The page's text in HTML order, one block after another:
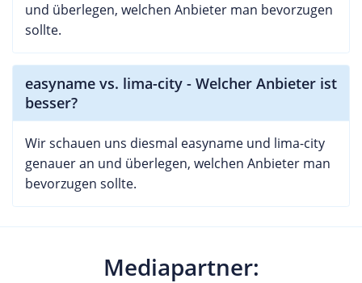
und überlegen, welchen Anbieter man bevorzugen
sollte.
easyname vs. lima-city - Welcher Anbieter ist
besser?
Wir schauen uns diesmal easyname und lima-city
genauer an und überlegen, welchen Anbieter man
bevorzugen sollte.
Mediapartner: